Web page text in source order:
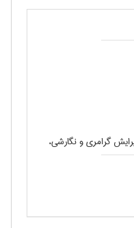
گرامری و نگارشی،